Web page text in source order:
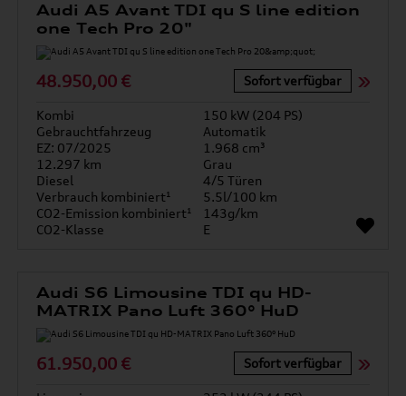
Audi A5 Avant TDI qu S line edition
one Tech Pro 20"
48.950,00 € Sofort verfügbar
Kombi
150 kW (204 PS)
Gebrauchtfahrzeug
Automatik
EZ: 07/2025
1.968 cm³
12.297 km
Grau
Diesel
4/5 Türen
Verbrauch kombiniert¹
5.5l/100 km
CO2-Emission kombiniert¹
143g/km
CO2-Klasse
E
Audi S6 Limousine TDI qu HD-
MATRIX Pano Luft 360° HuD
61.950,00 € Sofort verfügbar